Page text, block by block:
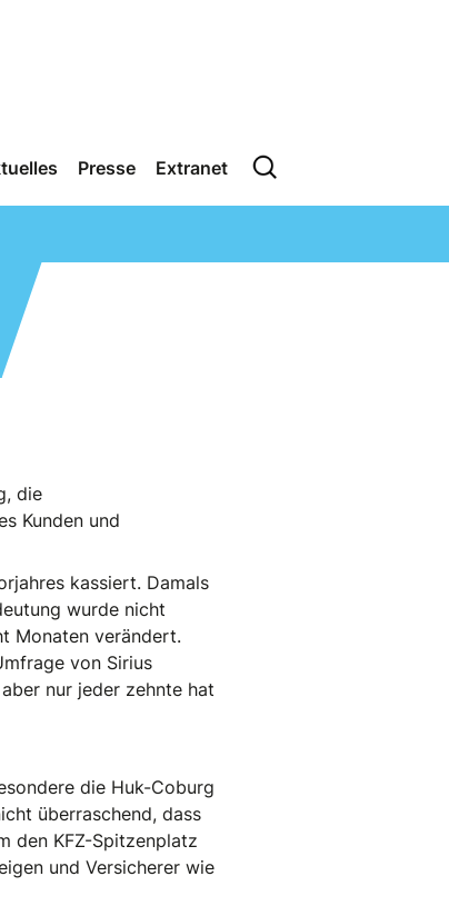
Presse Extranet
die
Kunden und
kassiert. Damals
wurde nicht
Monaten verändert.
von Sirius
nur jeder zehnte hat
die Huk-Coburg
überraschend, dass
den KFZ-Spitzenplatz
und Versicherer wie